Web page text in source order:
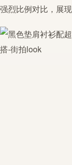
强烈比例对比，展